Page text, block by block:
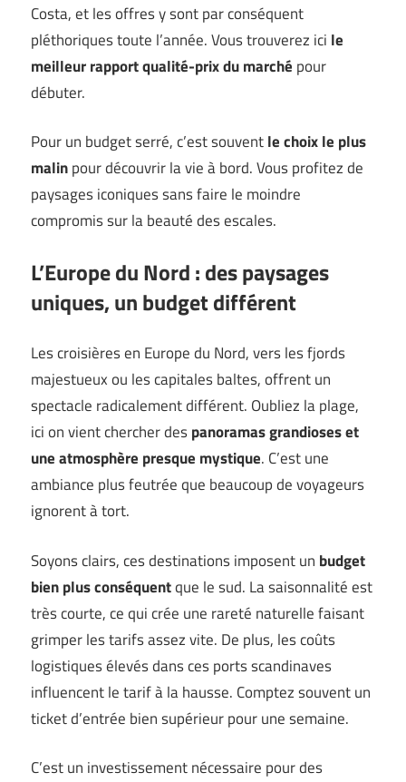
Costa, et les offres y sont par conséquent
pléthoriques toute l’année. Vous trouverez ici le
meilleur rapport qualité-prix du marché pour
débuter.
Pour un budget serré, c’est souventle choix le plus
malinpour découvrir la vie à bord. Vous profitez de
paysages iconiques sans faire le moindre
compromis sur la beauté des escales.
L’Europe du Nord : des paysages
uniques, un budget différent
Les croisières en Europe du Nord, vers les fjords
majestueux ou les capitales baltes, offrent un
spectacle radicalement différent. Oubliez la plage,
ici on vient chercher despanoramas grandioses et
une atmosphère presque mystique. C’est une
ambiance plus feutrée que beaucoup de voyageurs
ignorent à tort.
Soyons clairs, ces destinations imposent un budget
bien plus conséquentque le sud. La saisonnalité est
très courte, ce qui crée une rareté naturelle faisant
grimper les tarifs assez vite. De plus, les coûts
logistiques élevés dans ces ports scandinaves
influencent le tarif à la hausse. Comptez souvent un
ticket d’entrée bien supérieur pour une semaine.
C’est un investissement nécessaire pour des